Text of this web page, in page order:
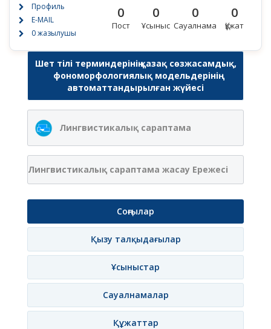
Профиль
E-MAIL
0 жазылушы
0
Пост
0
Ұсыныс
0
Сауалнама
0
Құжат
Шет тілі терминдерінің қазақ сөзжасамдық,
фономорфологиялық модельдерінің
автоматтандырылған жүйесі
Лингвистикалық сараптама
Лингвистикалық сараптама жасау Ережесі
Соңғылар
Қызу талқыдағылар
Ұсыныстар
Сауалнамалар
Құжаттар